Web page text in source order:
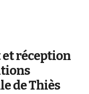
et réception
de Thiès